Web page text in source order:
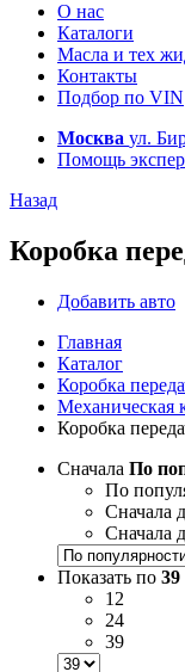
О нас
Каталоги
Масла и тех
Контакты
Подбор по VIN
Москва ул.
Помощь
Назад
Коробка
Добавить авто
Главная
Каталог
Коробка
Механическая
Коробка
Сначала По
По
Сначала
Сначала
Показать по 39
12
24
39